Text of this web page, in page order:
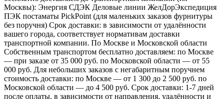
Москвы): Энергия СДЭК Деловые линии ЖелДорЭкспедиция
ПЭК постаматы PickPoint (для маленьких заказов фурнитуры
без поручня) Срок доставки: в зависимости от удалённости
вашего города, соответствует нормативам доставки
транспортной компании. По Москве и Московской области
Собственным транспортом бесплатно доставляем: по Москве
— при заказе от 35 000 руб. по Московской области — от 55
000 руб. Для небольших заказов с негабаритным поручнем
стоимость доставки: по Москве — от 1 300 до 2 500 руб. по
Московской области — до 4 500 руб. Срок доставки: 1-7 дней
после оплаты, в зависимости от направления, удалённости и